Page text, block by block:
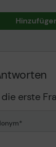
sind.
Workflow
erste